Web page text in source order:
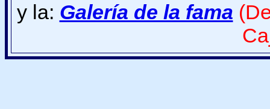
y la: Galería de la fama